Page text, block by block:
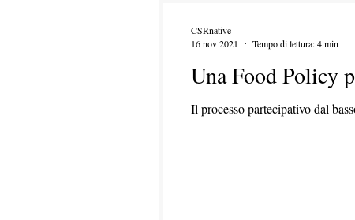
Una Food Policy
Il processo partecipativo dal
CSRnative
16 nov 2021
Tempo di lettura: 4 min